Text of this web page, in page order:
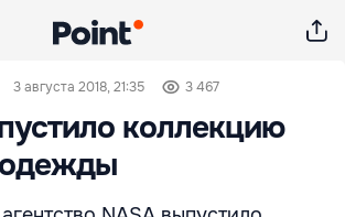
3 августа 2018, 21:35 3 467
коллекцию